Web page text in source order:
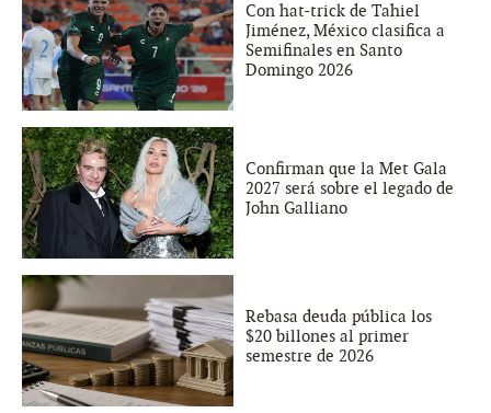
Con hat-trick de Tahiel
Jiménez, México clasifica a
Semifinales en Santo
Domingo 2026
Confirman que la Met Gala
2027 será sobre el legado de
John Galliano
Rebasa deuda pública los
$20 billones al primer
semestre de 2026